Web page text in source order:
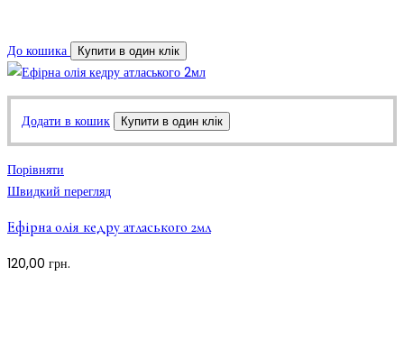
До кошика Купити в один клік
Додати в кошик Купити в один клік
Порівняти
Швидкий перегляд
Ефірна олія кедру атласького 2мл
120,00 грн.